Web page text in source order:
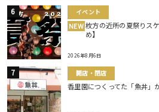
イベント
NEW 枚方の近所の夏祭りス
め】
2026年8月6日
開店・閉店
香里園につくってた「魚丼」